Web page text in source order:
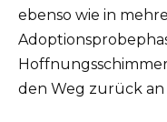
ebenso wie in
den Weg zurück